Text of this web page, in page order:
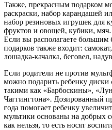
Также, прекрасным подарком
раскраски, набор карандашей
набор резиновых игрушек для
фруктов и овощей, кубики, мяч.
Если вы располагаете
подарков также входит:
лошадка-качалка, беговел,
Если родители не против
можно подарить ребенку
такими как «Барбоскины»,
Чаггингтона». Дозированный
года помогает ребенку
мультики основаны на добрых
как нельзя, то есть носят